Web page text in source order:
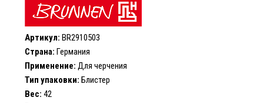
Артикул: BR2910503
Страна: Германия
Применение: Для черчения
Тип упаковки: Блистер
Вес: 42